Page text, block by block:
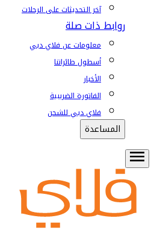
آخر التحديثات على الرحلات
روابط ذات صلة
معلومات عن فلاي دبي
أسطول طائراتنا
الأخبار
الفاتورة الضريبية
فلاي دبي للشحن
المساعدة